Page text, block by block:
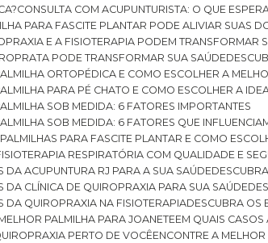
CONSULTA COM ACUPUNTURISTA: O QUE
PARA FASCITE PLANTAR PODE ALIVIAR SUAS
E A FISIOTERAPIA PODEM TRANSFORMAR
PODE TRANSFORMAR SUA SAÚDE
ORTOPÉDICA E COMO ESCOLHER A
PARA PÉ CHATO E COMO ESCOLHER A
SOB MEDIDA: 6 FATORES IMPORTANTES
SOB MEDIDA: 6 FATORES QUE
PARA FASCITE PLANTAR E COMO
RESPIRATÓRIA COM QUALIDADE E
DA ACUPUNTURA RJ PARA A SUA SAÚDE
DA CLÍNICA DE QUIROPRAXIA PARA SUA SAÚDE
DA QUIROPRAXIA NA FISIOTERAPIA
DESCUBRA
PALMILHA PARA JOANETE EM QUAIS
PERTO DE VOCÊ ENCONTRE A